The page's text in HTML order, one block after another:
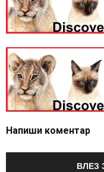
Напиши коментар
ВЛЕЗ